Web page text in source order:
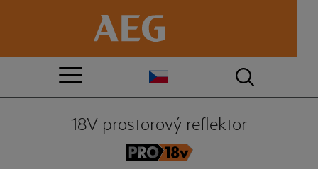
18V prostorový reflektor